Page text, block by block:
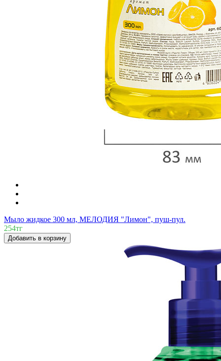
Мыло жидкое 300 мл, МЕЛОДИЯ "Лимон", пуш-пул.
254тг
Добавить в корзину